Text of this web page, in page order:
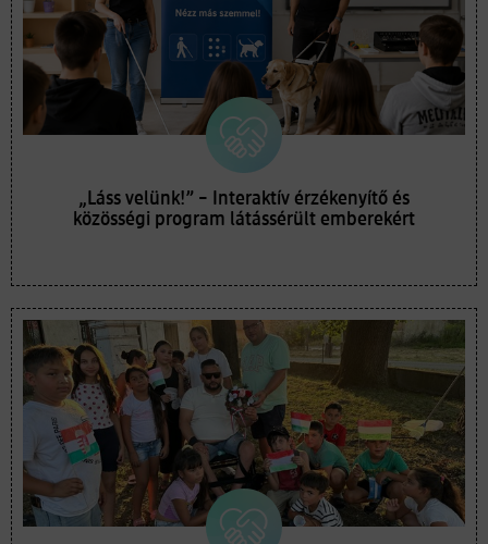
„Láss velünk!” – Interaktív érzékenyítő és
közösségi program látássérült emberekért